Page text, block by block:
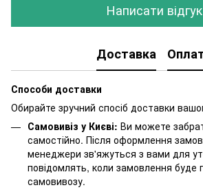
Написати відгук
Доставка
Способи доставки
Обирайте зручний спосіб доставки
Самовивіз у Києві: Ви можете
самостійно. Після оформлення
менеджери зв'яжуться з вами для
повідомлять, коли замовлення буде
самовивозу.